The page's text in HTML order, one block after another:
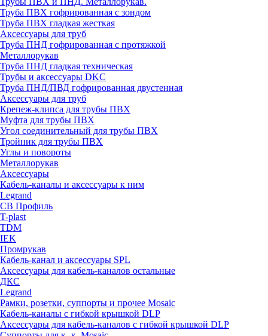
Труба ПВХ гофрированная с зондом
Труба ПВХ гладкая жесткая
Аксессуары для труб
Труба ПНД гофрированная с протяжкой
Металлорукав
Труба ПНД гладкая техническая
Трубы и аксессуары DKC
Труба ПНД/ПВД гофрированная двустенная
Аксессуары для труб
Крепеж-клипса для трубы ПВХ
Муфта для трубы ПВХ
Угол соединительный для трубы ПВХ
Тройник для трубы ПВХ
Углы и повороты
Металлорукав
Аксессуары
Кабель-каналы и аксессуары к ним
Legrand
СВ Профиль
T-plast
TDM
IEK
Промрукав
Кабель-канал и аксессуары SPL
Аксессуары для кабель-каналов остальные
ДКС
Legrand
Рамки, розетки, суппорты и прочее Mosaic
Кабель-каналы с гибкой крышкой DLP
Аксессуары для кабель-каналов с гибкой крышкой DLP